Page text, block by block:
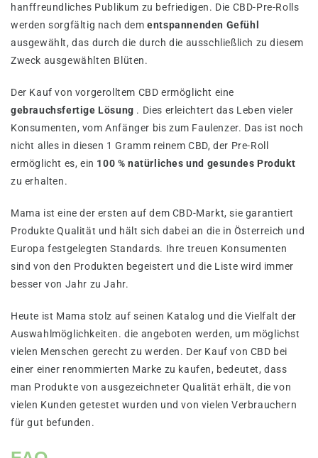
hanffreundliches Publikum zu befriedigen. Die CBD-Pre-Rolls
werden sorgfältig nach dementspannenden Gefühl
ausgewählt, das durch die durch die ausschließlich zu diesem
Zweck ausgewählten Blüten.
Der Kauf von vorgerolltem CBD ermöglicht eine
gebrauchsfertige Lösung . Dies erleichtert das Leben vieler
Konsumenten, vom Anfänger bis zum Faulenzer. Das ist noch
nicht alles in diesen 1 Gramm reinem CBD, der Pre-Roll
ermöglicht es, ein 100 % natürliches und gesundes Produkt
zu erhalten.
Mama ist eine der ersten auf dem CBD-Markt, sie garantiert
Produkte Qualität und hält sich dabei an die in Österreich und
Europa festgelegten Standards. Ihre treuen Konsumenten
sind von den Produkten begeistert und die Liste wird immer
besser von Jahr zu Jahr.
Heute ist Mama stolz auf seinen Katalog und die Vielfalt der
Auswahlmöglichkeiten. die angeboten werden, um möglichst
vielen Menschen gerecht zu werden. Der Kauf von CBD bei
einer einer renommierten Marke zu kaufen, bedeutet, dass
man Produkte von ausgezeichneter Qualität erhält, die von
vielen Kunden getestet wurden und von vielen Verbrauchern
für gut befunden.